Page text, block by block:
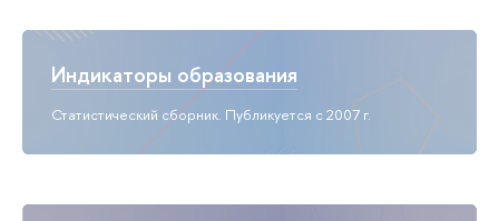
Индикаторы образования
Статистический сборник. Публикуется с 2007 г.